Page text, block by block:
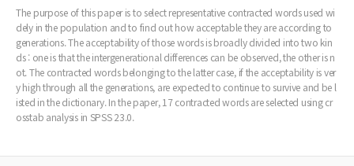
The purpose of this paper is to select representative contracted words used wi
dely in the population and to find out how acceptable they are according to
generations. The acceptability of those words is broadly divided into two kin
ds : one is that the intergenerational differences can be observed, the other is n
ot. The contracted words belonging to the latter case, if the acceptability is ver
y high through all the generations, are expected to continue to survive and be l
isted in the dictionary. In the paper, 17 contracted words are selected using cr
osstab analysis in SPSS 23.0.